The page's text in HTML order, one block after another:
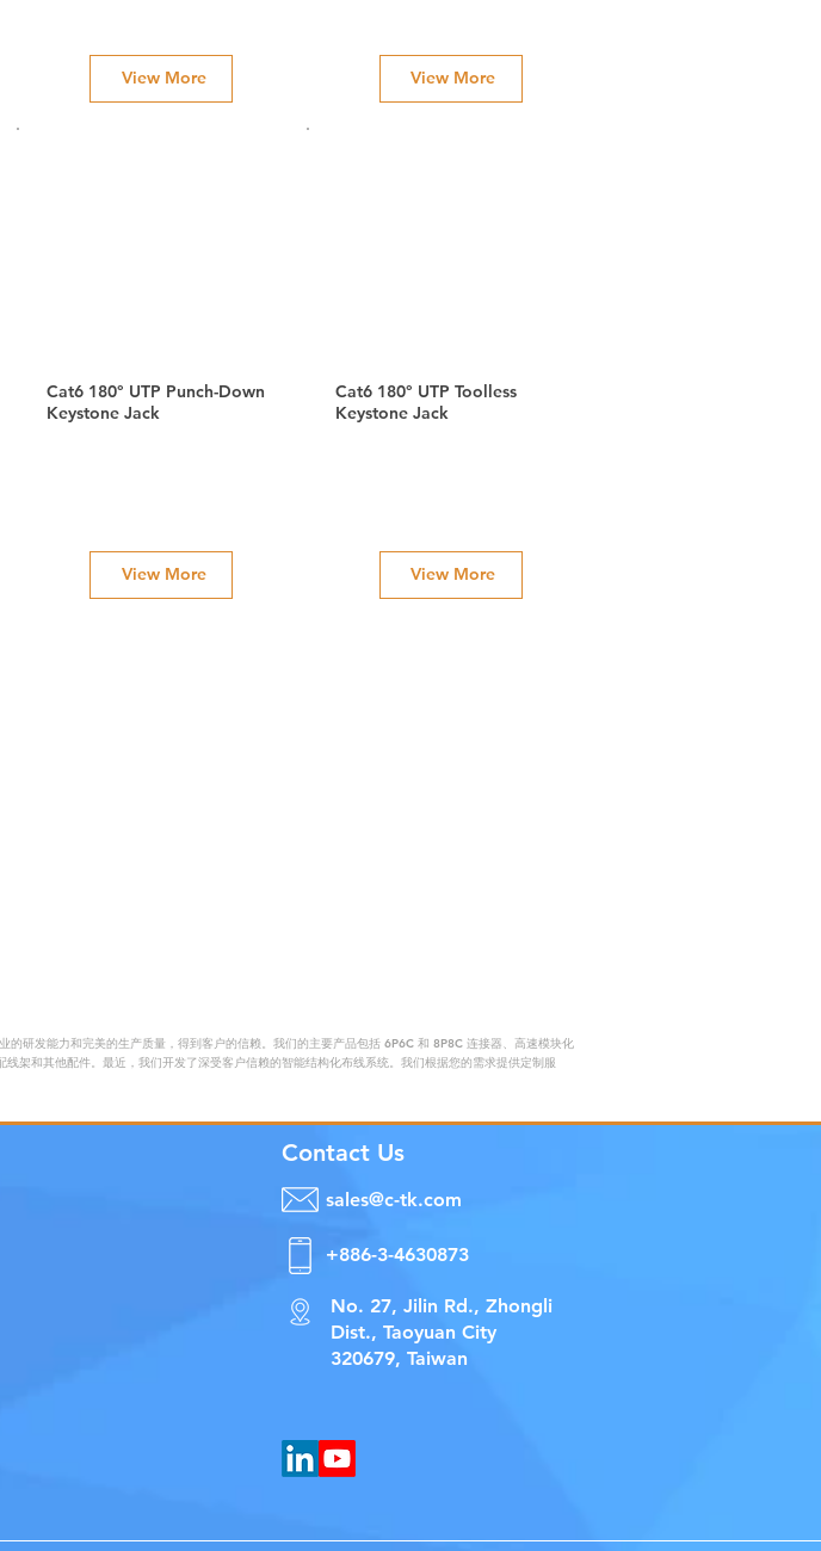
View More View More
View More
Cat6 180° UTP Punch-Down
Keystone Jack
View More
Cat6 180° UTP Toolless
Keystone Jack
研发能力和完美的生产质量，得到客户的信赖。我们的主要产品包括 6P6C 和 8P8C 连接器、高速模块化
架和其他配件。最近，我们开发了深受客户信赖的智能结构化布线系统。我们根据您的需求提供定制服
Contact Us
sales@c-tk.com
+886-3-4630873
No. 27, Jilin Rd., Zhongli
Dist., Taoyuan City
320679, Taiwan